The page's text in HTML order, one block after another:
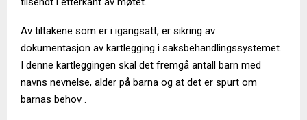
Av tiltakene som er i igangsatt, er sikring av
dokumentasjon av kartlegging i saksbehandlingssystemet.
I denne kartleggingen skal det fremgå antall barn med
navns nevnelse, alder på barna og at det er spurt om
barnas behov .